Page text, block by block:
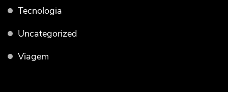
Tecnologia
Uncategorized
Viagem